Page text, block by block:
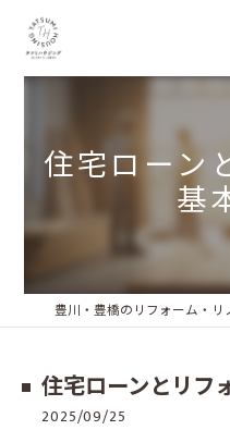
住宅ローン
基
住宅ローンとリフ
2025/09/25